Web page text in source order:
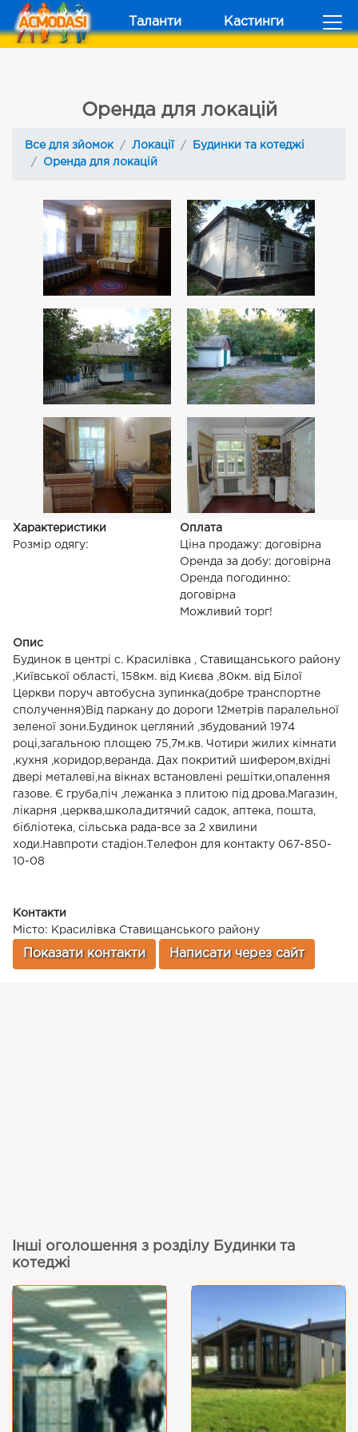
Таланти Кастинги
Оренда для локацій
Все для зйомок Локації
Будинки та котеджі
Оренда для локацій
Характеристики
Розмір одягу:
Оплата
Ціна продажу: договірна
Оренда за добу: договірна
Оренда погодинно:
договірна
Можливий торг!
Опис
Будинок в центрі с. Красилівка , Ставищанського району
,Київської області, 158км. від Києва ,80км. від Білої
Церкви поруч автобусна зупинка(добре транспортне
сполучення)Від паркану до дороги 12метрів паралельної
зеленої зони.Будинок цегляний ,збудований 1974
році,загальною площею 75,7м.кв. Чотири жилих кімнати
,кухня ,коридор,веранда. Дах покритий шифером,вхідні
двері металеві,на вікнах встановлені решітки,опалення
газове. Є груба,піч ,лежанка з плитою під дрова.Магазин,
лікарня ,церква,школа,дитячий садок, аптека, пошта,
бібліотека, сільська рада-все за 2 хвилини
ходи.Навпроти стадіон.Телефон для контакту 067-850-
10-08
Контакти
Місто: Красилівка Ставищанського району
Показати контакти Написати через сайт
Інші оголошення з розділу Будинки та
котеджі